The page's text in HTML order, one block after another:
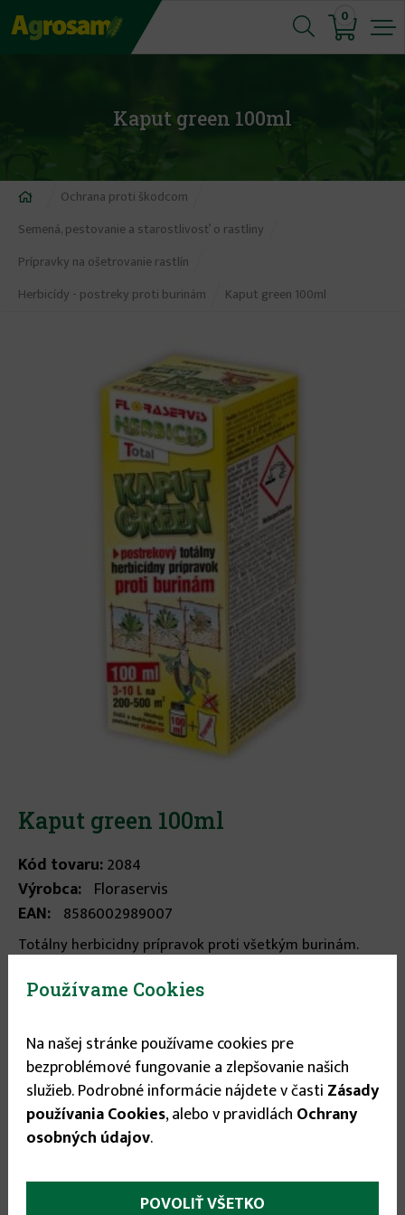
Jump
to
0
Kaput green 100ml
Nachádzate
sa
tu
Ochrana proti škodcom
Semená, pestovanie a starostlivosť o rastliny
Prípravky na ošetrovanie rastlín
Herbicídy - postreky proti burinám
Kaput green 100ml
Kaput green 100ml
Kód tovaru:2084
Výrobca: Floraservis
EAN: 8586002989007
Totálny herbicidny prípravok proti všetkým burinám.
Objem
100ml
3.89 €
Používame Cookies
Na našej stránke používame cookies pre
bezproblémové fungovanie a zlepšovanie našich
služieb. Podrobné informácie nájdete v časti Zásady
používania Cookies, alebo v pravidlách Ochrany
osobných údajov.
POVOLIŤ VŠETKO